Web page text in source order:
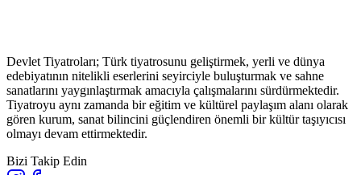
Devlet Tiyatroları; Türk tiyatrosunu geliştirmek, yerli ve dünya
edebiyatının nitelikli eserlerini seyirciyle buluşturmak ve sahne
sanatlarını yaygınlaştırmak amacıyla çalışmalarını sürdürmektedir.
Tiyatroyu aynı zamanda bir eğitim ve kültürel paylaşım alanı olarak
gören kurum, sanat bilincini güçlendiren önemli bir kültür taşıyıcısı
olmayı devam ettirmektedir.
Bizi Takip Edin